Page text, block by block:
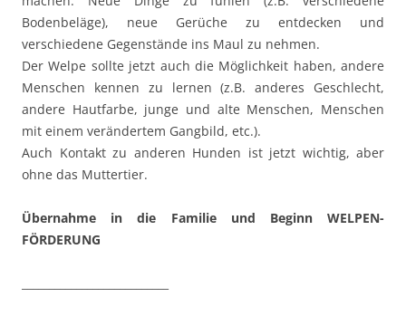
Bodenbeläge), neue Gerüche zu entdecken und
verschiedene Gegenstände ins Maul zu nehmen.
Der Welpe sollte jetzt auch die Möglichkeit haben, andere
Menschen kennen zu lernen (z.B. anderes Geschlecht,
andere Hautfarbe, junge und alte Menschen, Menschen
mit einem verändertem Gangbild, etc.).
Auch Kontakt zu anderen Hunden ist jetzt wichtig, aber
ohne das Muttertier.
Übernahme in die Familie und Beginn WELPEN-
FÖRDERUNG